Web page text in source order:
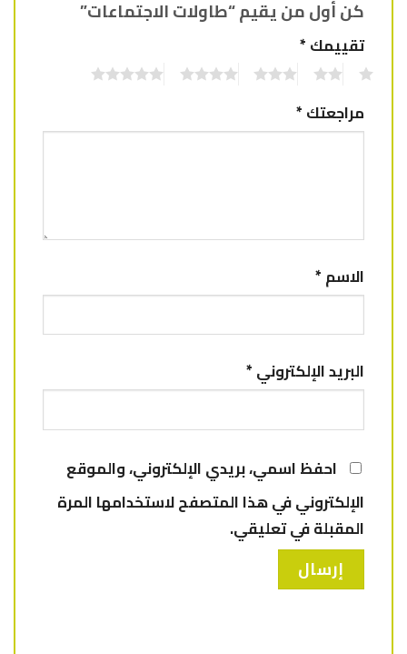
كن أول من يقيم “طاولات الاجتماعات”
تقييمك*
مراجعتك*
الاسم*
البريد الإلكتروني*
احفظ اسمي، بريدي الإلكتروني، والموقع
الإلكتروني في هذا المتصفح لاستخدامها المرة
المقبلة في تعليقي.